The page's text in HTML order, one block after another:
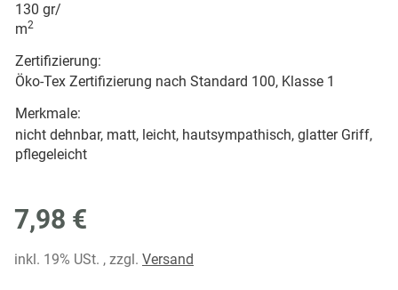
130 gr/
m2
Zertifizierung:
Öko-Tex Zertifizierung nach Standard 100, Klasse 1
Merkmale:
nicht dehnbar, matt, leicht, hautsympathisch, glatter Griff,
pflegeleicht
7,98 €
inkl. 19% USt. , zzgl. Versand